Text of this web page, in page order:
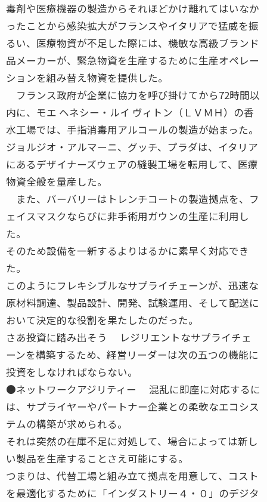
毒剤や医療機器の製造からそれほどかけ離れてはいなか
ったことから感染拡大がフランスやイタリアで猛威を振
るい、医療物資が不足した際には、機敏な高級ブランド
品メーカーが、緊急物資を生産するために生産オペレー
ションを組み替え物資を提供した。
フランス政府が企業に協力を呼び掛けてから72時間以
内に、モエ ヘネシー・ルイ ヴィトン（ＬＶＭＨ）の香
水工場では、手指消毒用アルコールの製造が始まった。
ジョルジオ・アルマーニ、グッチ、プラダは、イタリア
にあるデザイナーズウェアの縫製工場を転用して、医療
物資全般を量産した。
また、バーバリーはトレンチコートの製造拠点を、フ
ェイスマスクならびに非手術用ガウンの生産に利用し
た。
そのため設備を一新するよりはるかに素早く対応でき
た。
このようにフレキシブルなサプライチェーンが、迅速な
原材料調達、製品設計、開発、試験運用、そして配送に
おいて決定的な役割を果たしたのだった。
さあ投資に踏み出そう レジリエントなサプライチェ
ーンを構築するため、経営リーダーは次の五つの機能に
投資をしなければならない。
●ネットワークアジリティー 混乱に即座に対応するに
は、サプライヤーやパートナー企業との柔軟なエコシス
テムの構築が求められる。
それは突然の在庫不足に対処して、場合によっては新し
い製品を生産することさえ可能にする。
つまりは、代替工場と組み立て拠点を用意して、コスト
を最適化するために「インダストリー４・０」のデジタ